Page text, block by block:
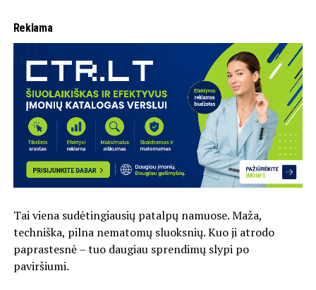
Reklama
Tai viena sudėtingiausių patalpų namuose. Maža,
techniška, pilna nematomų sluoksnių. Kuo ji atrodo
paprastesnė – tuo daugiau sprendimų slypi po
paviršiumi.